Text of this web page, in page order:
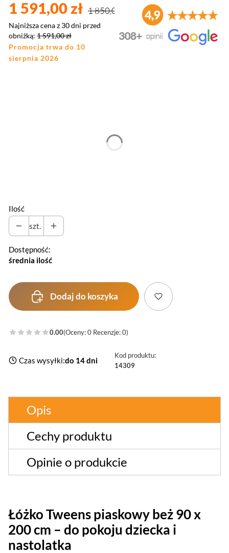
1 591,00 zł 1 850,00 zł
Najniższa cena z 30 dni przed
obniżką: 1 591,00 zł
Promocja trwa do 10
sierpnia 2026
Ilość
szt.
Dostępność:
średnia ilość
Dodaj do koszyka
0.00(Oceny: 0 Recenzje: 0)
Czas wysyłki:do 14 dni
Kod produktu:
14309
Opis
Cechy produktu
Opinie o produkcie
Łóżko Tweens piaskowy beż 90 x
200 cm – do pokoju dziecka i
nastolatka